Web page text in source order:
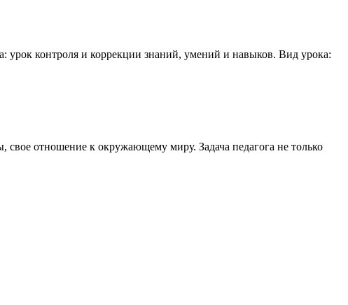
контроля и коррекции знаний, умений и навыков. Вид урока:
отношение к окружающему миру. Задача педагога не только